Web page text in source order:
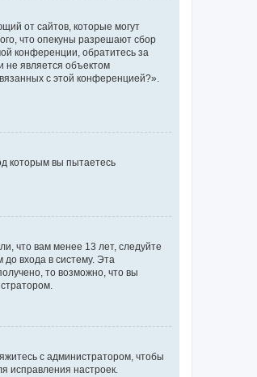
от сайтов, которые могут
что опекуны разрешают сбор
конференции, обратитесь за
не является объектом
с этой конференцией?».
которым вы пытаетесь
что вам менее 13 лет, следуйте
входа в систему. Эта
то возможно, что вы
с администратором, чтобы
исправления настроек.